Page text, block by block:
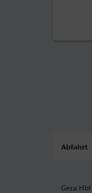
Abfahrt
Gera Hbf